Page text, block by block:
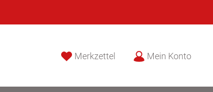
Merkzettel Mein Konto